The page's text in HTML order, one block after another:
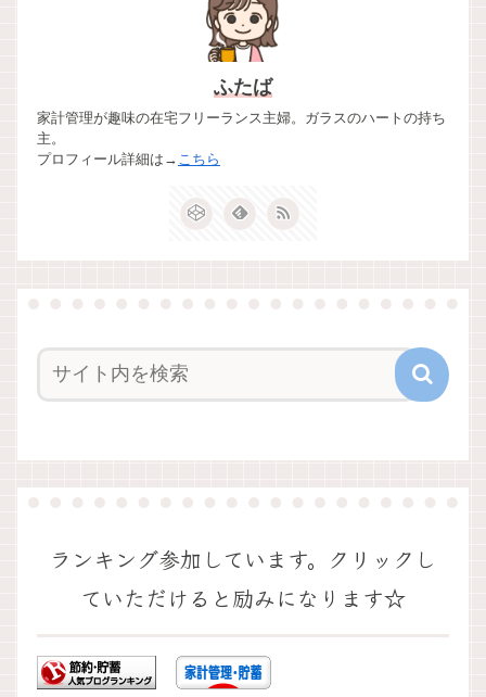
ふたば
家計管理が趣味の在宅フリーランス主婦。ガラスのハートの持ち
主。
プロフィール詳細は→ こちら
ランキング参加しています。クリックし
ていただけると励みになります☆